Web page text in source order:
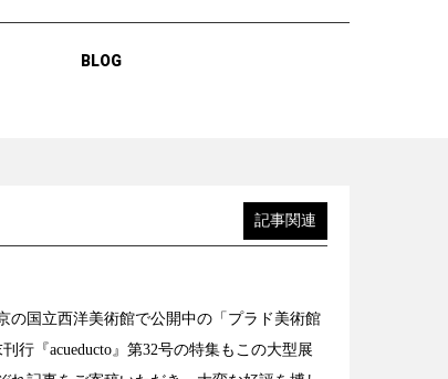
BLOG
記事関連
国立西洋美術館で公開中の「プラド美術館
『acueducto』第32号の特集もこの大型展